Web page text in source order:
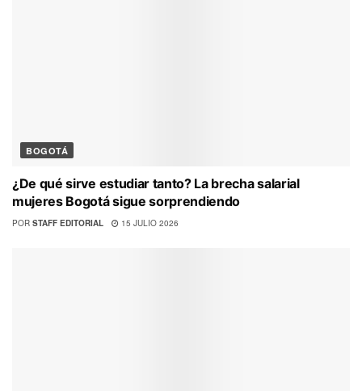
BOGOTÁ
¿De qué sirve estudiar tanto? La brecha salarial
mujeres Bogotá sigue sorprendiendo
POR STAFF EDITORIAL 15 JULIO 2026